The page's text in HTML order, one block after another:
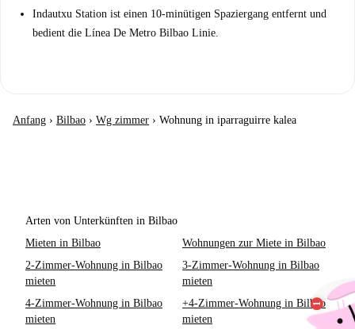
Indautxu Station ist einen 10-minütigen Spaziergang entfernt und
bedient die Línea De Metro Bilbao Linie.
Anfang › Bilbao › Wg zimmer › Wohnung in iparraguirre kalea
Arten von Unterkünften in Bilbao
Mieten in Bilbao
Wohnungen zur Miete in Bilbao
2-Zimmer-Wohnung in Bilbao
mieten
3-Zimmer-Wohnung in Bilbao
mieten
4-Zimmer-Wohnung in Bilbao
mieten
+4-Zimmer-Wohnung in Bilbao
mieten